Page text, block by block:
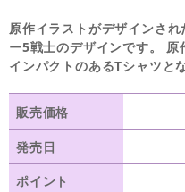
原作イラストがデザインさ
ー5戦士のデザインです。 原
インパクトのあるTシャツと
販売価格
発売日
ポイント